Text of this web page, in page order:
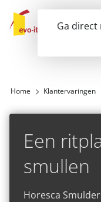
Ga direct
Onze
Voor wie?
Home Klantervaringen
Een
smullen
Horesca